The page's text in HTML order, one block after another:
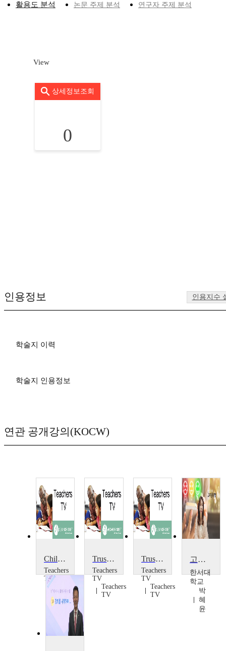
활용도 분석 논문 주제 분석 연구자 주제 분석
View
상세정보조회
0
인용정보 인용지수
학술지 이력
학술지 인용정보
연관 공개강의(KOCW)
Children's Trusts
Teachers
TV
Teachers
TV
Trust Schools
Teachers
TV
Teachers
TV
Trust and Foundation Schools
Teachers
TV
Teachers
TV
고객만족
한서대
학교
박
혜
윤